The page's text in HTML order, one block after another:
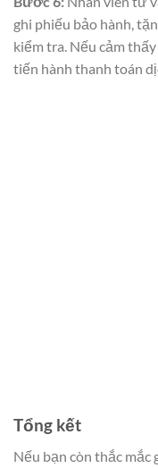
ghi phiếu bảo hành,
kiểm tra. Nếu cảm
tiến hành thanh toán
Tổng kết
Nếu bạn còn thắc mắc